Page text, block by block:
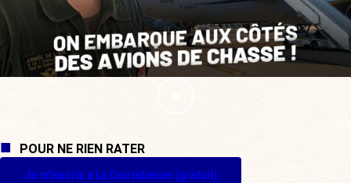
POUR NE RIEN RATER
Je m'inscris à La Quotidienne (gratuit)